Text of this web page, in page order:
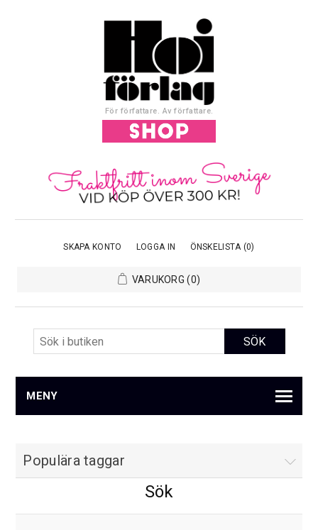
För författare. Av författare.
SKAPA KONTO LOGGA IN ÖNSKELISTA (0)
VARUKORG (0)
MENY
Populära taggar
Sök